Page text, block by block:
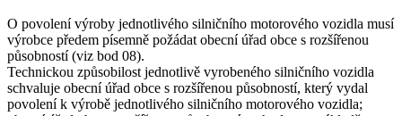
O povolení výroby jednotlivého silničního motorového vozidla musí
výrobce předem písemně požádat obecní úřad obce s rozšířenou
působností (viz bod 08).
Technickou způsobilost jednotlivě vyrobeného silničního vozidla
schvaluje obecní úřad obce s rozšířenou působností, který vydal
povolení k výrobě jednotlivého silničního motorového vozidla;